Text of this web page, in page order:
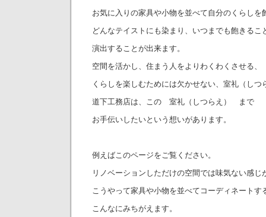
お気に入りの家具や小物を並べて自分のくらしを
どんなテイストにも染まり、いつまでも飽きるこ
演出することが出来ます。
空間を活かし、住まう人をよりわくわくさせる、
くらしを楽しむためには欠かせない、室礼（しつ
道下工務店は、この 室礼（しつらえ） まで
お手伝いしたいという想いがあります。
例えばこのページをご覧ください。
リノベーションしただけの空間では味気ない感じ
こうやって家具や小物を並べてコーディネートす
こんなにみちがえます。